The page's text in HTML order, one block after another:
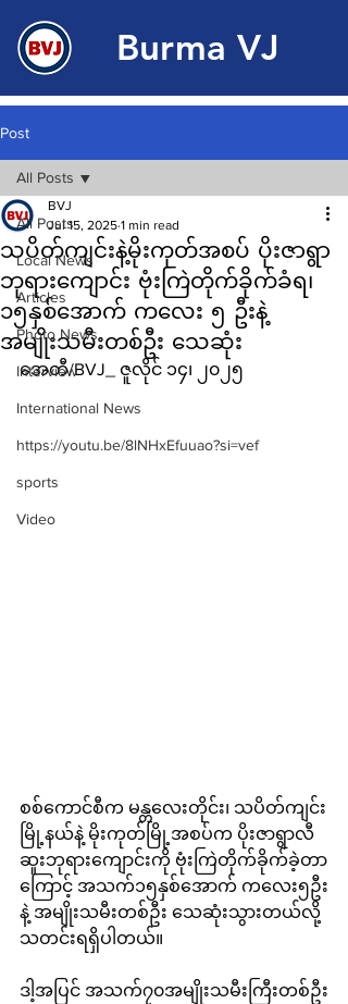
Burma VJ
Post
All Posts
Local News
Articles
Photo News
Interview
International News
https://youtu.be/8lNHxEfuuao?si=vef
sports
Video
All Posts
သပိတ်ကျင်းနဲ့မိုးကုတ်အစပ် ပိုးဇာရွာ
ဘုရားကျောင်း ဗုံးကြဲတိုက်ခိုက်ခံရ၊
၁၅နှစ်အောက် ကလေး ၅ ဦးနဲ့
အမျိုးသမီးတစ်ဦး သေဆုံး
BVJ
Jul 15, 2025 1 min read
အေတီ/BVJ_ ဇူလိုင် ၁၄၊ ၂၀၂၅
စစ်ကောင်စီက မန္တလေးတိုင်း၊ သပိတ်ကျင်း
မြို့နယ်နဲ့ မိုးကုတ်မြို့အစပ်က ပိုးဇာရွာလီ
ဆူးဘုရားကျောင်းကို ဗုံးကြဲတိုက်ခိုက်ခဲ့တာ
ကြောင့် အသက်၁၅နှစ်အောက် ကလေး၅ဦး
နဲ့ အမျိုးသမီးတစ်ဦး ‌သေဆုံးသွားတယ်လို့
သတင်းရရှိပါတယ်။
ဒါ့အပြင် အသက်၇၀အမျိုးသမီးကြီးတစ်ဦး